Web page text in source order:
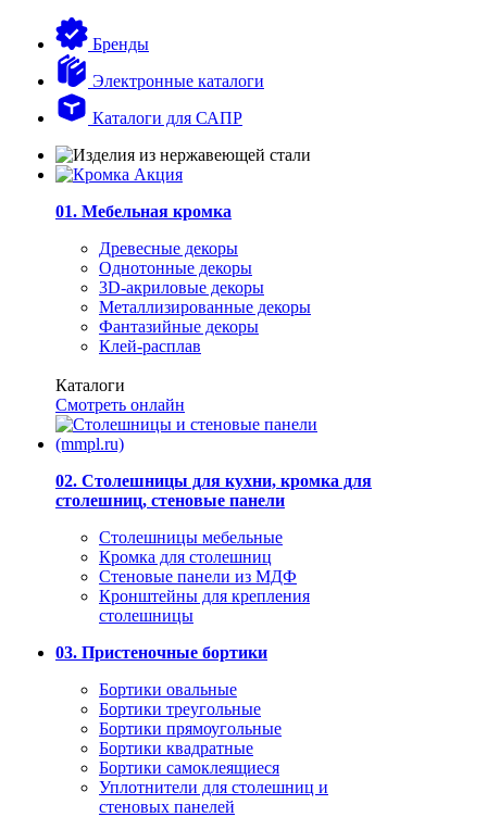
Бренды
Электронные каталоги
Каталоги для САПР
01. Мебельная кромка
Древесные декоры
Однотонные декоры
3D-акриловые декоры
Металлизированные декоры
Фантазийные декоры
Клей-расплав
Каталоги
Смотреть онлайн
02. Столешницы для кухни, кромка для
столешниц, стеновые панели
Столешницы мебельные
Кромка для столешниц
Стеновые панели из МДФ
Кронштейны для крепления
столешницы
03. Пристеночные бортики
Бортики овальные
Бортики треугольные
Бортики прямоугольные
Бортики квадратные
Бортики самоклеящиеся
Уплотнители для столешниц и
стеновых панелей